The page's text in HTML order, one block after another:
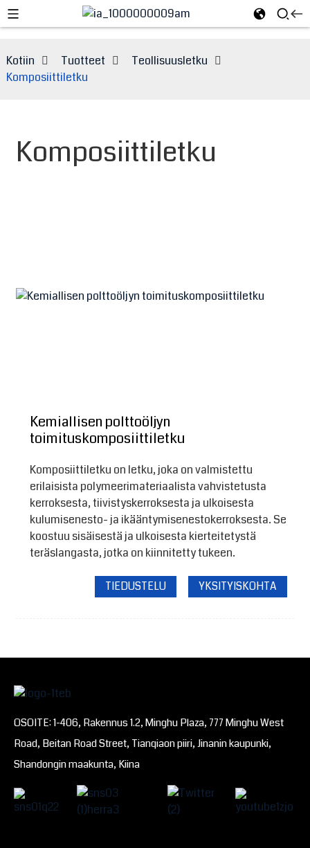
Kotiin Tuotteet
Teollisuusletku
Komposiittiletku
Komposiittiletku
Kemiallisen polttoöljyn
toimituskomposiittiletku
Komposiittiletku on letku, joka on valmistettu
erilaisista polymeerimateriaalista vahvistetusta
kerroksesta, tiivistyskerroksesta ja ulkoisesta
kulumisenesto- ja ikääntymisenestokerroksesta. Se
koostuu sisäisestä ja ulkoisesta kierteitetystä
teräslangasta, jotka on kiinnitetty tukeen.
TIEDUSTELU YKSITYISKOHTA
OSOITE: 1-406, Rakennus 1.2, Minghu Plaza, 777 Minghu West
Road, Beitan Road Street, Tianqiaon piiri, Jinanin kaupunki,
Shandongin maakunta, Kiina